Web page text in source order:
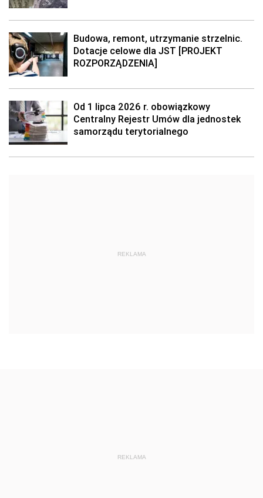
Budowa, remont, utrzymanie strzelnic.
Dotacje celowe dla JST [PROJEKT
ROZPORZĄDZENIA]
Od 1 lipca 2026 r. obowiązkowy
Centralny Rejestr Umów dla jednostek
samorządu terytorialnego
REKLAMA
REKLAMA